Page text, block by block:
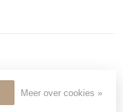
Meer over cookies »